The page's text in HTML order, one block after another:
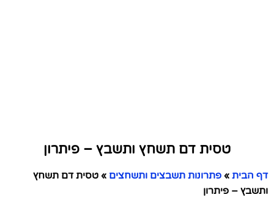
טסית דם תשחץ ותשבץ – פיתרון
דף הבית » פתרונות תשבצים ותשחצים » טסית דם תשחץ
ותשבץ – פיתרון